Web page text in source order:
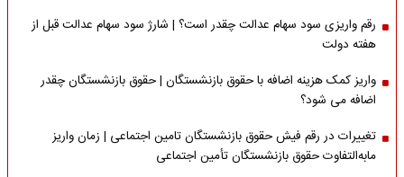
رقم واریزی سود سهام عدالت چقدر است؟ | شارژ سود سهام عدالت قبل از
هفته دولت
واریز کمک هزینه اضافه با حقوق بازنشستگان | حقوق بازنشستگان چقدر
اضافه می شود؟
تغییرات در رقم فیش حقوق بازنشستگان تامین اجتماعی | زمان واریز
مابه‌التفاوت حقوق بازنشستگان تأمین اجتماعی